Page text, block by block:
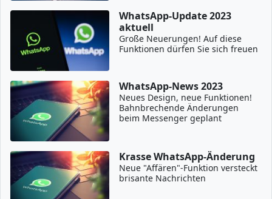
WhatsApp-Update 2023
aktuell
Große Neuerungen! Auf diese
Funktionen dürfen Sie sich freuen
WhatsApp-News 2023
Neues Design, neue Funktionen!
Bahnbrechende Änderungen
beim Messenger geplant
Krasse WhatsApp-Änderung
Neue "Affären"-Funktion versteckt
brisante Nachrichten